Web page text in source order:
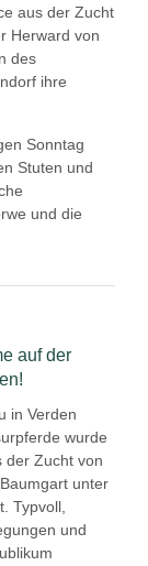
aus der Zucht
Herward von
des
ihre
Sonntag
Stuten und
und die
auf der
in Verden
wurde
der Zucht von
unter
Typvoll,
und